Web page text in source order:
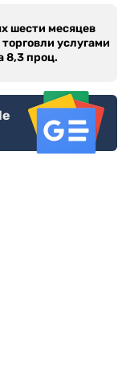
шести месяцев
услугами
8,3 проц.